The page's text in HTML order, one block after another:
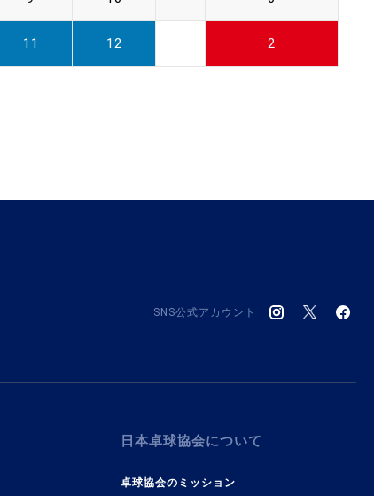
11 12 2
SNS公式アカウント
日本卓球協会について
卓球協会のミッション